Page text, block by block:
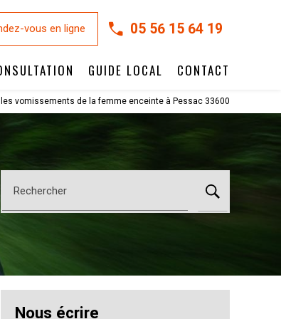
vous en ligne 05 56 15 64 19
GUIDE LOCAL CONTACT
vomissements de la femme enceinte à Pessac 33600
Rechercher
Nous écrire